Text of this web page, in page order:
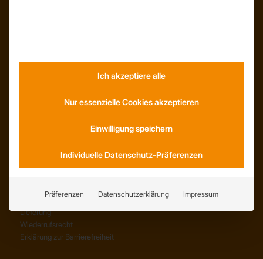
SERVICE
Abholung
Lieferung
Wiederrufsrecht
Erklärung zur Barrierefreiheit
Ich akzeptiere alle
Nur essenzielle Cookies akzeptieren
Einwilligung speichern
Individuelle Datenschutz-Präferenzen
Präferenzen Datenschutzerklärung Impressum